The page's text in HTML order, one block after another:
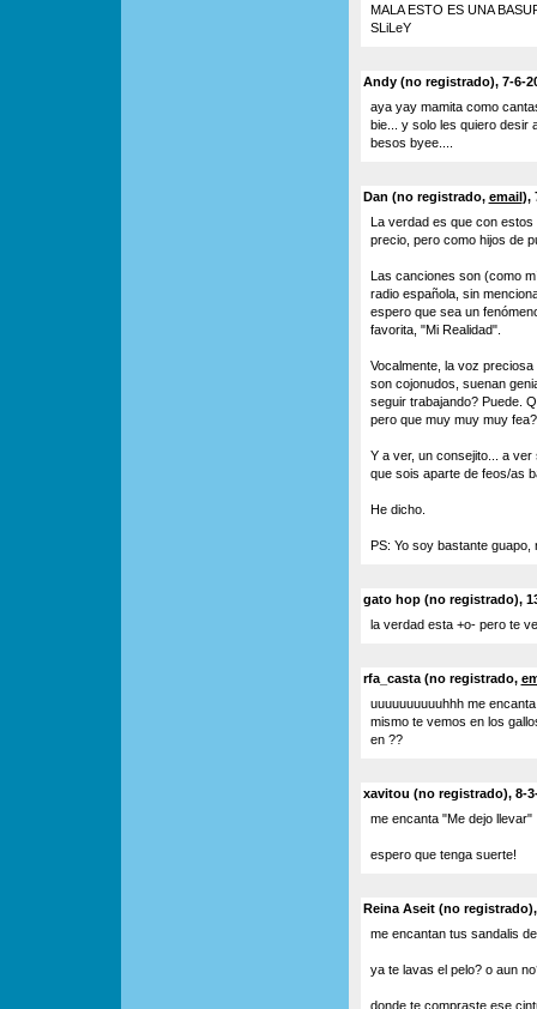
MALA ESTO ES UNA
SLiLeY
Andy (no registrado), 7-6-
aya yay mamita como
bie... y solo les quiero desir
besos byee....
Dan (no registrado, email),
La verdad es que con
precio, pero como hijos de
Las canciones son (como
radio española, sin
espero que sea un
favorita, "Mi Realidad".
Vocalmente, la voz
son cojonudos, suenan
seguir trabajando? Puede.
pero que muy muy muy
Y a ver, un consejito... a
que sois aparte de feos/as
He dicho.
PS: Yo soy bastante
gato hop (no registrado),
la verdad esta +o- pero te
rfa_casta (no registrado,
uuuuuuuuuuhhh me
mismo te vemos en los
en ??
xavitou (no registrado), 8-
me encanta "Me dejo llevar"
espero que tenga suerte!
Reina Aseit (no registrado),
me encantan tus sandalis
ya te lavas el pelo? o aun
donde te compraste ese